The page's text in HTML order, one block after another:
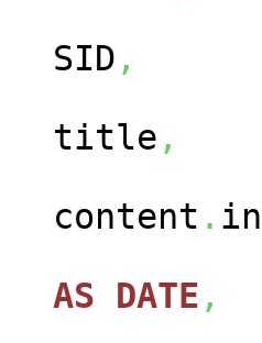
SID ,
title ,
content .
AS
DATE ,